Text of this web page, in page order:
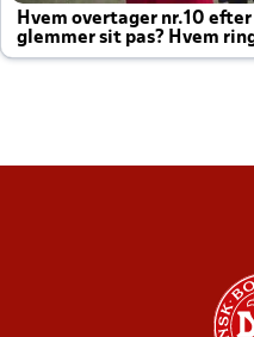
Hvem overtager nr.10 efter
glemmer sit pas? Hvem
altid til efter kampe?